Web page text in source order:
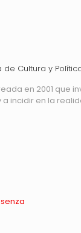
de Cultura y
en 2001 que
a incidir en la